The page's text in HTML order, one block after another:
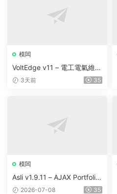
模闆
VoltEdge v11 – 電工電氣維修
WordPress 主題
3天前 35
模闆
Asli v1.9.11 – AJAX Portfolio
Elementor WordPress Them
2026-07-08 35